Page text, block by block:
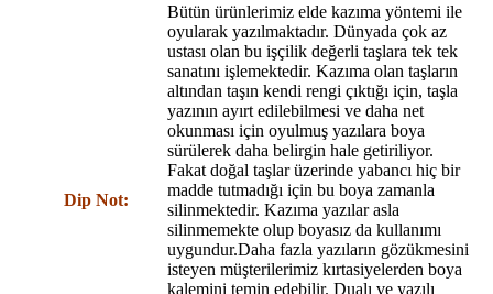
Dip Not:
Bütün ürünlerimiz elde kazıma yöntemi ile
oyularak yazılmaktadır. Dünyada çok az
ustası olan bu işçilik değerli taşlara tek tek
sanatını işlemektedir. Kazıma olan taşların
altından taşın kendi rengi çıktığı için, taşla
yazının ayırt edilebilmesi ve daha net
okunması için oyulmuş yazılara boya
sürülerek daha belirgin hale getiriliyor.
Fakat doğal taşlar üzerinde yabancı hiç bir
madde tutmadığı için bu boya zamanla
silinmektedir. Kazıma yazılar asla
silinmemekte olup boyasız da kullanımı
uygundur.Daha fazla yazıların gözükmesini
isteyen müşterilerimiz kırtasiyelerden boya
kalemini temin edebilir. Dualı ve yazılı